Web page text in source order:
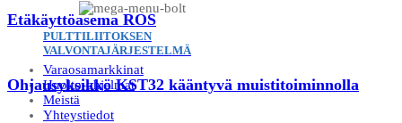
PULTTILIITOKSEN
VALVONTAJÄRJESTELMÄ
Varaosamarkkinat
Huolto-ohjelmat
Meistä
Yhteystiedot
Etäkäyttöasema ROS
Ohjausyksikkö KST32 kääntyvä muistitoiminnolla